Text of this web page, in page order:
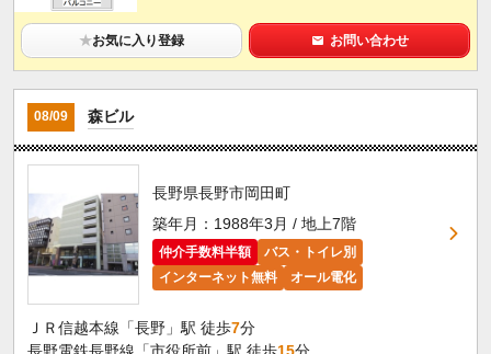
★お気に入り登録 お問い合わせ
08/09 森ビル
長野県長野市岡田町
築年月：1988年3月 / 地上7階
仲介手数料半額
バス・トイレ別
インターネット無料
オール電化
ＪＲ信越本線「長野」駅 徒歩7分